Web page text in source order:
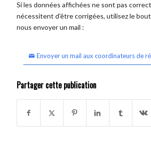
Si les données affichées ne sont pas
nécessitent d'être corrigées, utilisez le
nous envoyer un mail :
Envoyer un mail aux coordinateurs de
Partager cette publication